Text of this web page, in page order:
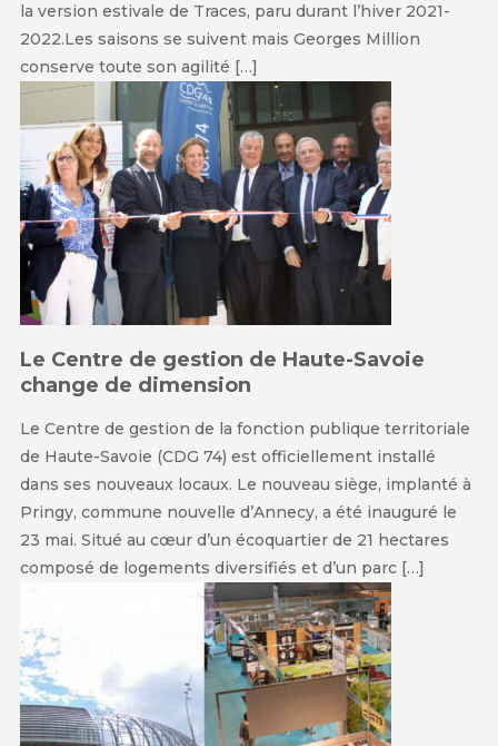
la version estivale de Traces, paru durant l’hiver 2021-
2022.Les saisons se suivent mais Georges Million
conserve toute son agilité […]
Le Centre de gestion de Haute-Savoie
change de dimension
Le Centre de gestion de la fonction publique territoriale
de Haute-Savoie (CDG 74) est officiellement installé
dans ses nouveaux locaux. Le nouveau siège, implanté à
Pringy, commune nouvelle d’Annecy, a été inauguré le
23 mai. Situé au cœur d’un écoquartier de 21 hectares
composé de logements diversifiés et d’un parc […]